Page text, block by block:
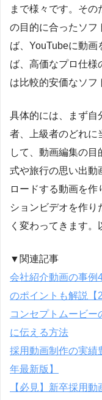
まで様々です。そ
の目的に合ったソフ
ば、YouTubeに動
ば、高価なプロ仕様
は比較的安価なソフ
具体的には、まず自
者、上級者のどれに
して、動画編集の
式や旅行の思い出動
ロードする動画を
ションビデオを作り
く変わってきます。
▼関連記事
会社紹介動画の事例
のポイントも解説【
コンセプトムービー
に伝える方法
採用動画制作の実績
年最新版】
【必見】新卒採用